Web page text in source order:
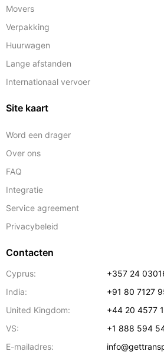
Movers
Verpakking
Huurwagen
Lange afstanden
Internationaal vervoer
Site kaart
Word een drager
Over ons
FAQ
Integratie
Service agreement
Privacybeleid
Contacten
Cyprus:
+357 24
India:
+91 80 7127
United Kingdom:
+44 20 4577
VS:
+1 888 594
E-mailadres: